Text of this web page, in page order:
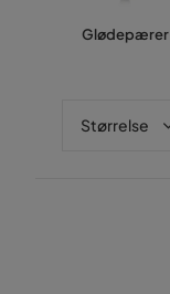
Glødepærer
Størrelse